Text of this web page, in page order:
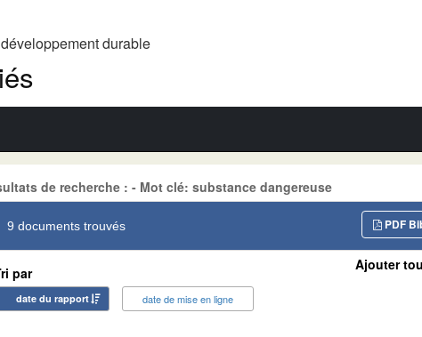
durable
de recherche : - Mot clé: substance dangereuse
9 documents trouvés PDF
par
date du rapport date de mise en ligne
Ajouter